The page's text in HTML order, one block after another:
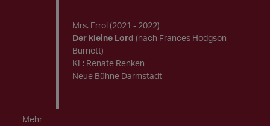
Mrs. Errol (2021 - 2022)
Der kleine Lord (nach Frances Hodgson
Burnett)
KL: Renate Renken
Neue Bühne Darmstadt
Mehr